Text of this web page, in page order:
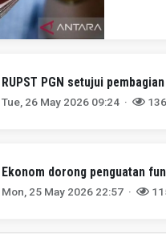
RUPST PGN setujui
Tue, 26 May 2026 09:24 · 136
Ekonom dorong penguatan
Mon, 25 May 2026 22:57 ·